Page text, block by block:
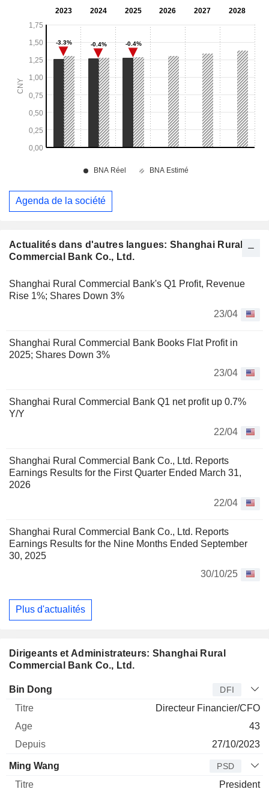
Actualités dans d'autres langues: Shanghai Rural
Commercial Bank Co., Ltd.
Shanghai Rural Commercial Bank's Q1 Profit, Revenue
Rise 1%; Shares Down 3%
23/04
Shanghai Rural Commercial Bank Books Flat Profit in
2025; Shares Down 3%
23/04
Shanghai Rural Commercial Bank Q1 net profit up 0.7%
Y/Y
22/04
Shanghai Rural Commercial Bank Co., Ltd. Reports
Earnings Results for the First Quarter Ended March 31,
2026
22/04
Shanghai Rural Commercial Bank Co., Ltd. Reports
Earnings Results for the Nine Months Ended September
30, 2025
30/10/25
Plus d'actualités
Dirigeants et Administrateurs: Shanghai Rural
Commercial Bank Co., Ltd.
Dirigeant
Bin Dong DFI
Directeur Financier/CFO
43
27/10/2023
Ming Wang PSD
President
Agenda de la société